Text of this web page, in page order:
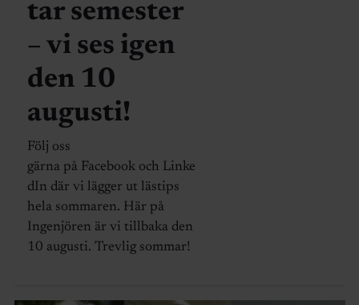
tar semester
– vi ses igen
den 10
augusti!
Följ oss
gärna på Facebook och Linke
dIn där vi lägger ut lästips
hela sommaren. Här på
Ingenjören är vi tillbaka den
10 augusti. Trevlig sommar!